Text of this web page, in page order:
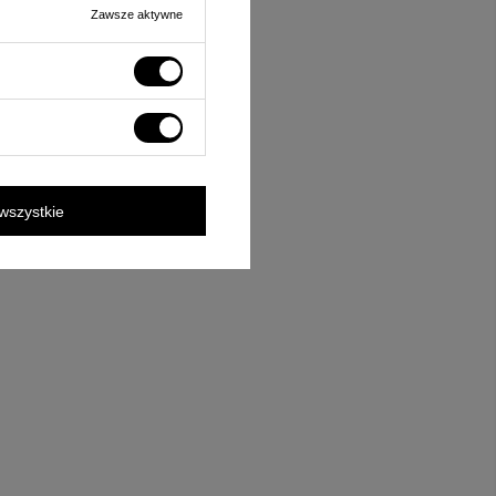
Zawsze aktywne